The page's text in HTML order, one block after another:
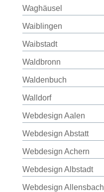
Waghäusel
Waiblingen
Waibstadt
Waldbronn
Waldenbuch
Walldorf
Webdesign Aalen
Webdesign Abstatt
Webdesign Achern
Webdesign Albstadt
Webdesign Allensbach